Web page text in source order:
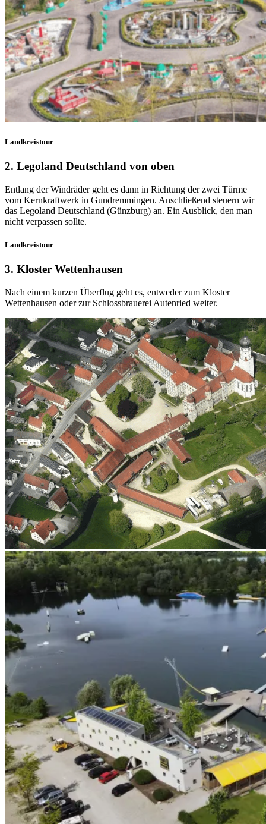
Landkreistour
2. Legoland Deutschland von oben
Entlang der Windräder geht es dann in Richtung der zwei Türme
vom Kernkraftwerk in Gundremmingen. Anschließend steuern wir
das Legoland Deutschland (Günzburg) an. Ein Ausblick, den man
nicht verpassen sollte.
Landkreistour
3. Kloster Wettenhausen
Nach einem kurzen Überflug geht es, entweder zum Kloster
Wettenhausen oder zur Schlossbrauerei Autenried weiter.